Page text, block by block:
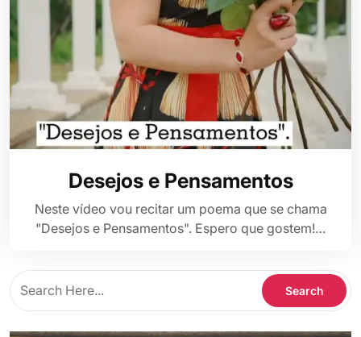
Desejos e Pensamentos
Neste vídeo vou recitar um poema que se chama
"Desejos e Pensamentos". Espero que gostem!…